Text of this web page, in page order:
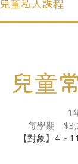
兒童私人課程
兒童
1
每學期
【對象】4 ~